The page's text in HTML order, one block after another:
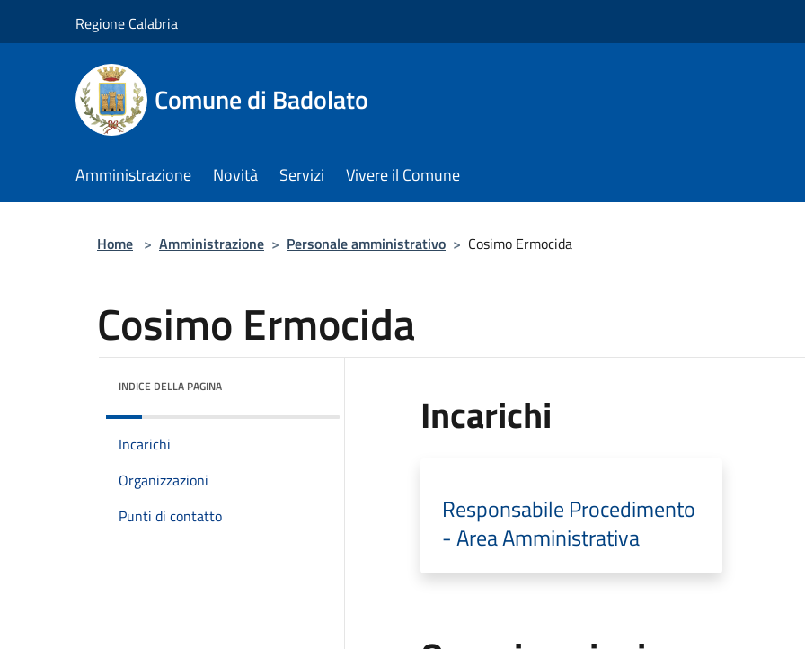
Regione Calabria
Comune di Badolato
Amministrazione Novità Servizi Vivere il Comune
Home > Amministrazione > Personale amministrativo > Cosimo Ermocida
Cosimo Ermocida
INDICE DELLA PAGINA
Incarichi
Organizzazioni
Punti di contatto
Incarichi
Responsabile Procedimento
- Area Amministrativa